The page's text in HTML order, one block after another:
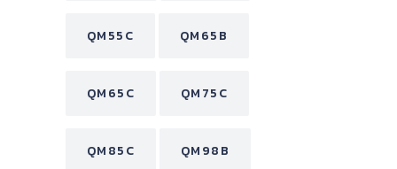
QM55C QM65B
QM65C QM75C
QM85C QM98B